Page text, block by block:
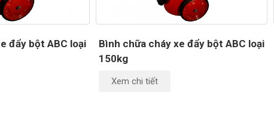
đẩy bột ABC loại
Bình chữa cháy xe đẩy bột ABC loại
150kg
Xem chi tiết